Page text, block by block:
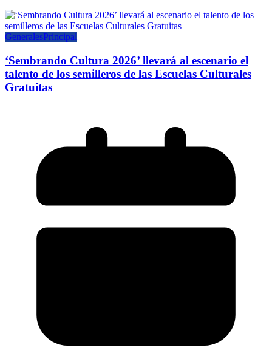
GeneralesPrincipal
‘Sembrando Cultura 2026’ llevará al escenario el
talento de los semilleros de las Escuelas Culturales
Gratuitas